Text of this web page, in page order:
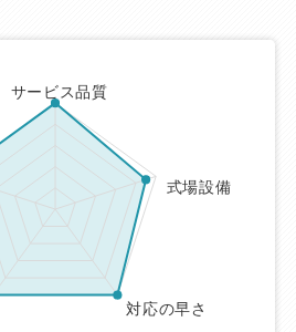
サービス品質
式場設備
対応の早さ